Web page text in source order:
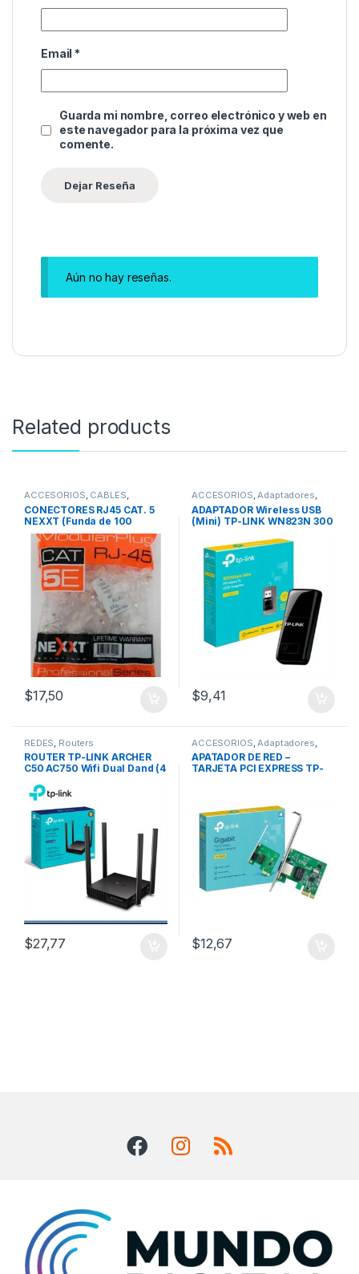
Email *
Guarda mi nombre, correo electrónico y web en
este navegador para la próxima vez que
comente.
Aún no hay reseñas.
Related products
ACCESORIOS, CABLES,
Conectores,REDES ,Cable UTP
- Conector RJ45
CONECTORES RJ45 CAT. 5
NEXXT (Funda de 100
Unidades)
$17,50
ACCESORIOS,Adaptadores,
REDES, Adaptadores Wifi
ADAPTADOR Wireless USB
(Mini) TP-LINK WN823N 300
$9,41
REDES Routers
ROUTER TP-LINK ARCHER
C50 AC750 Wifi Dual Dand (4
$27,77
ACCESORIOS Adaptadores
REDES ,Adaptadores Wifi
APATADOR DE RED –
TARJETA PCI EXPRESS TP-
$12,67